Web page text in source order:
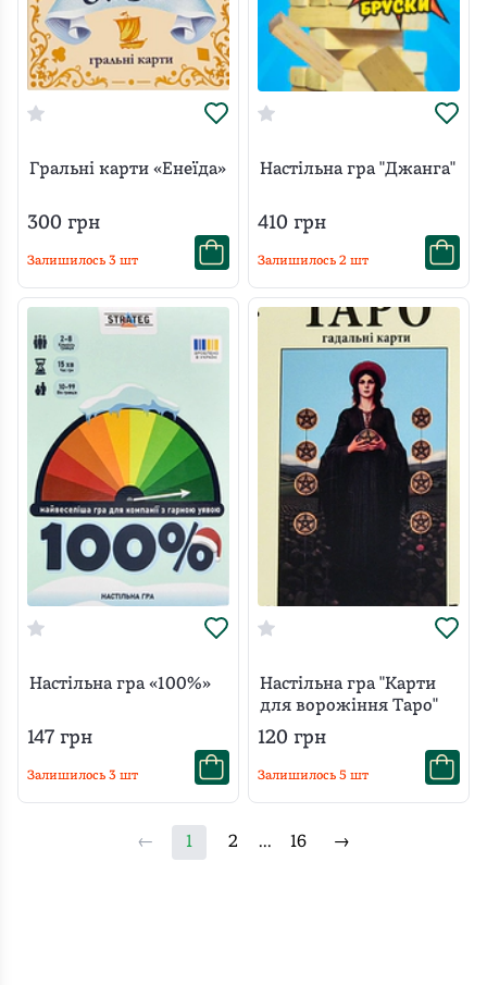
Гральні карти «Енеїда»
300 грн
Залишилось 3 шт
Настільна гра "Джанга"
410 грн
Залишилось 2 шт
Настільна гра «100%»
147 грн
Залишилось 3 шт
Настільна гра "Карти
для ворожіння Таро"
120 грн
Залишилось 5 шт
← 1 2 ... 16 →